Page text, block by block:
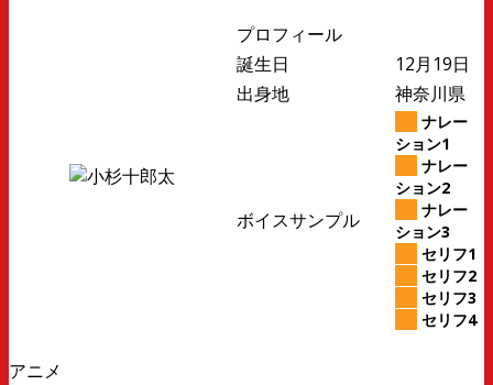
プロフィール
誕生日
12月19日
出身地
神奈川県
ボイスサンプル
ナレー
ション1
ナレー
ション2
ナレー
ション3
セリフ1
セリフ2
セリフ3
セリフ4
アニメ